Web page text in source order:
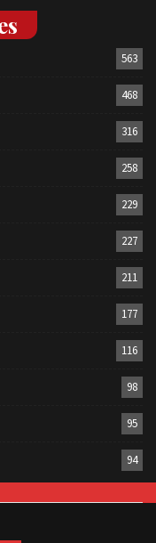
563
468
316
258
229
227
211
177
116
98
95
94